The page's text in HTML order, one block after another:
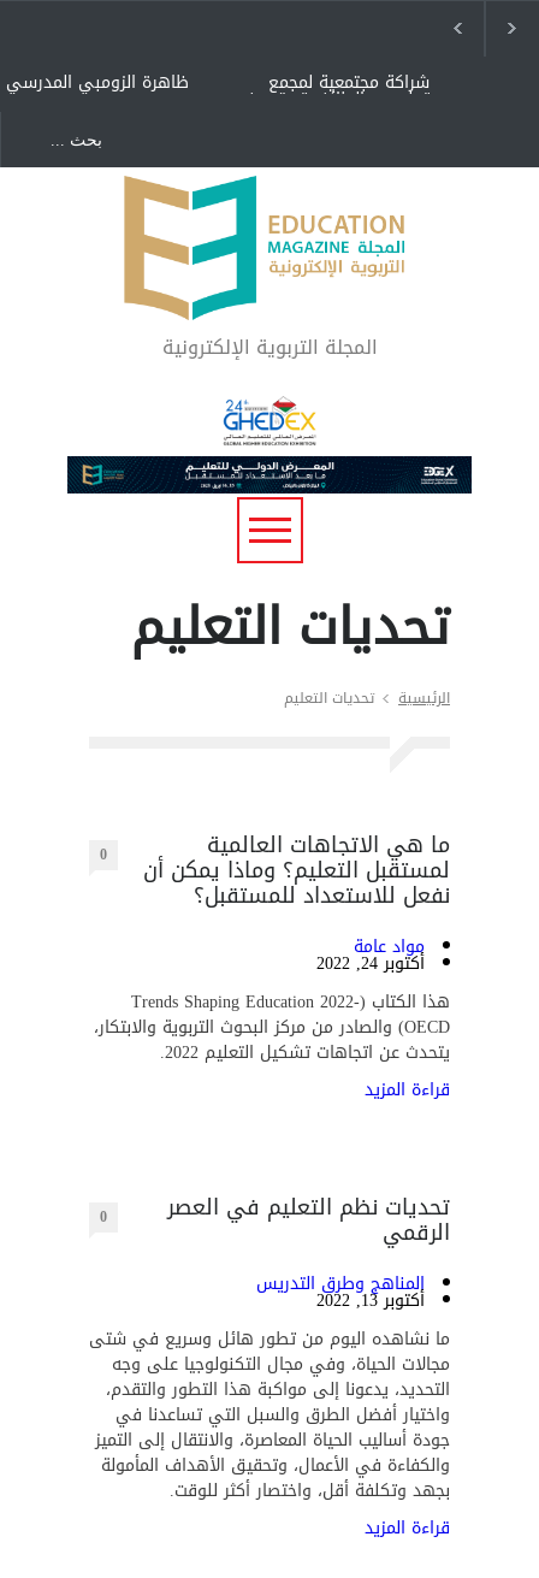
ظاهرة الزومبي المدرسي شراكة مجتمعية لمجمع
تعليمي بالطائف تستهدف
"كنت أنضرب ومافيني إلا
العافية" هل هذا مبرر
لاستمرار أسلوب التربية
المتوارث؟
لماذا تعد برامج توعية الأطفال
بخصوصية الجسد وقاية لا
فضول؟
المجلة التربوية الإلكترونية
تحديات التعليم
الرئيسية تحديات التعليم
ما هي الاتجاهات العالمية
لمستقبل التعليم؟ وماذا يمكن أن
نفعل للاستعداد للمستقبل؟
0
مواد عامة
أكتوبر 24, 2022
هذا الكتاب (Trends Shaping Education 2022-
OECD) والصادر من مركز البحوث التربوية والابتكار،
يتحدث عن اتجاهات تشكيل التعليم 2022.
قراءة المزيد
تحديات نظم التعليم في العصر
الرقمي 0
المناهج وطرق التدريس
أكتوبر 13, 2022
ما نشاهده اليوم من تطور هائل وسريع في شتى
مجالات الحياة، وفي مجال التكنولوجيا على وجه
التحديد، يدعونا إلى مواكبة هذا التطور والتقدم،
واختيار أفضل الطرق والسبل التي تساعدنا في
جودة أساليب الحياة المعاصرة، والانتقال إلى التميز
والكفاءة في الأعمال، وتحقيق الأهداف المأمولة
بجهد وتكلفة أقل، واختصار أكثر للوقت.
قراءة المزيد